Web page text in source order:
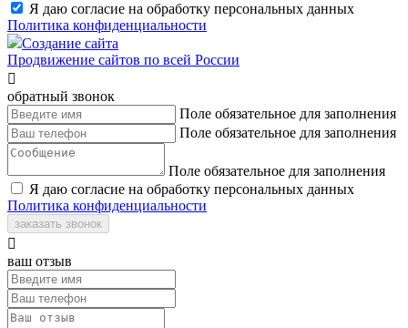
Я даю согласие на обработку персональных данных
Политика конфиденциальности
Создание сайта
Продвижение сайтов по всей России

обратный звонок
Поле обязательное для заполнения
Поле обязательное для заполнения
Поле обязательное для заполнения
Я даю согласие на обработку персональных данных
Политика конфиденциальности
заказать звонок

ваш отзыв